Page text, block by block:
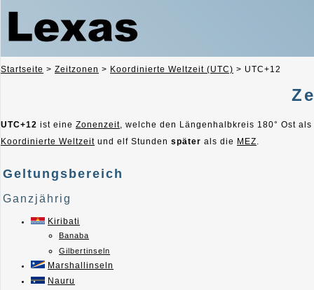
Startseite > Zeitzonen > Koordinierte Weltzeit (UTC) > UTC+12
UTC+12 ist eine Zonenzeit, welche den Längenhalbkreis 180° Ost
Koordinierte Weltzeit und elf Stunden später als die MEZ.
Geltungsbereich
Ganzjährig
Kiribati
Banaba
Gilbertinseln
Marshallinseln
Nauru